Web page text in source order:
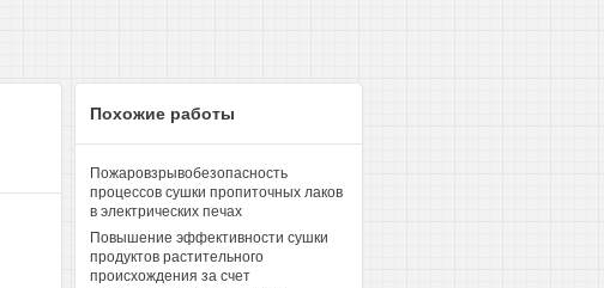
Похожие работы
Пожаровзрывобезопасность
процессов сушки пропиточных лаков
в электрических печах
Повышение эффективности сушки
продуктов растительного
происхождения за счет